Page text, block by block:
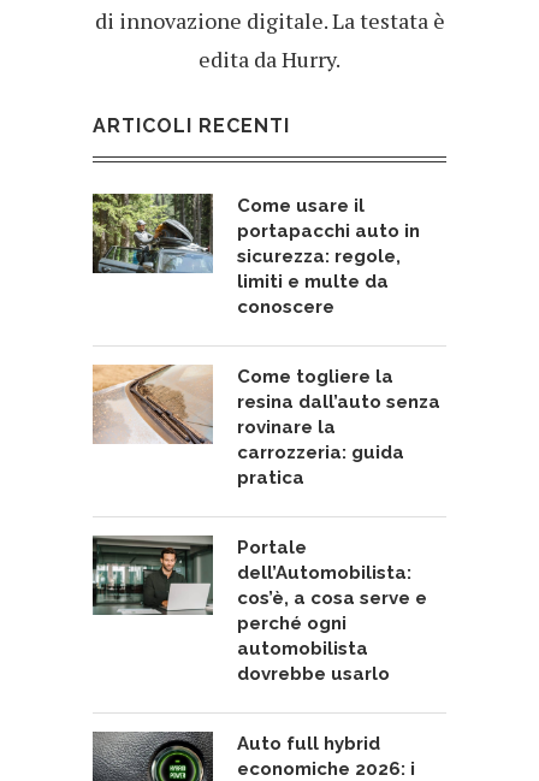
di innovazione digitale. La testata è
edita da Hurry.
ARTICOLI RECENTI
Come usare il
portapacchi auto in
sicurezza: regole,
limiti e multe da
conoscere
Come togliere la
resina dall’auto senza
rovinare la
carrozzeria: guida
pratica
Portale
dell’Automobilista:
cos’è, a cosa serve e
perché ogni
automobilista
dovrebbe usarlo
Auto full hybrid
economiche 2026: i